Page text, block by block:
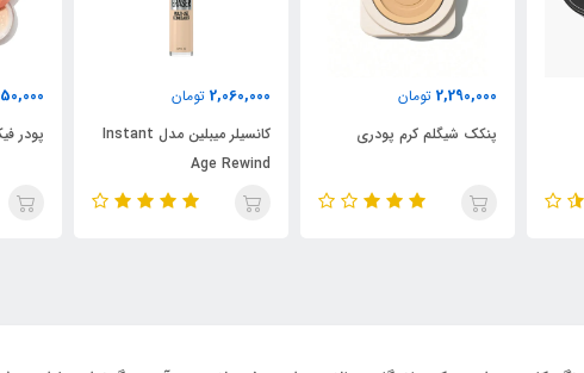
2,290,000 تومان
پنکک شیگلم کرم پودری
2,060,000 تومان
کانسیلر میبلین مدل Instant
Age Rewind
پودر